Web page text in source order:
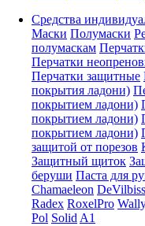
Средства
Маски Полумаски
полумаскам
Перчатки
Перчатки защитные
покрытия ладони)
покрытием ладони)
покрытием ладони)
покрытием ладони)
защитой от порезов
Защитный щиток
беруши Паста для
Chamaeleon DeVilbiss
Radex RoxelPro
Pol Solid A1